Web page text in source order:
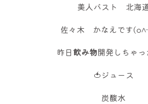
美人バスト 北海
佐々木 かなえです
昨日飲み物開発しちゃっ
🍅ジュース
炭酸水